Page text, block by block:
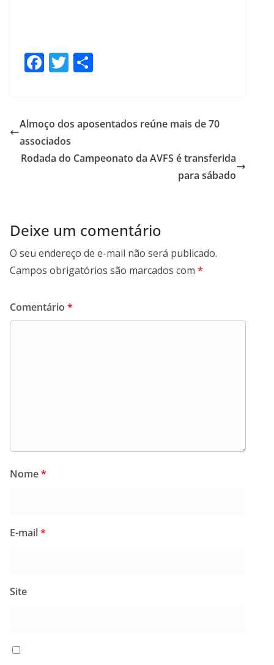
F
b
o
o
T
er e
Almoço dos aposentados reúne mais de 70
associados
Rodada do Campeonato da AVFS é transferida
para sábado
Deixe um comentário
O seu endereço de e-mail não será publicado.
Campos obrigatórios são marcados com *
Comentário *
Nome*
E-mail*
Site